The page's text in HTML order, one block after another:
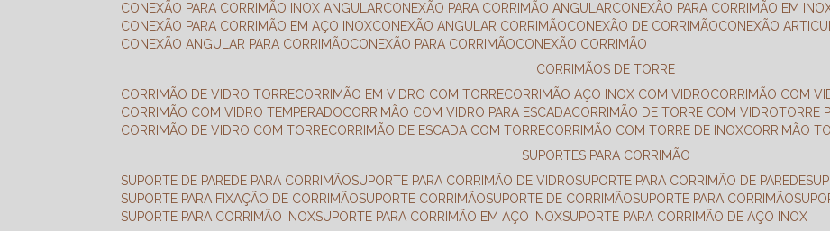
CONEXÃO PARA CORRIMÃO INOX ANGULAR
CONEXÃO PARA CORRIMÃO ANGULAR CONEXÃO PARA CORRIMÃO EM
CONEXÃO PARA CORRIMÃO EM AÇO INOX
CONEXÃO ANGULAR CORRIMÃO CONEXÃO DE CORRIMÃO
CONEXÃO
CONEXÃO ANGULAR PARA CORRIMÃO
CONEXÃO PARA CORRIMÃO
CONEXÃO CORRIMÃO
CORRIMÃOS DE TORRE
CORRIMÃO DE VIDRO TORRE
CORRIMÃO EM VIDRO COM TORRE CORRIMÃO AÇO INOX COM VIDRO
CORRIMÃO COM
CORRIMÃO COM VIDRO TEMPERADO
CORRIMÃO COM VIDRO PARA ESCADA CORRIMÃO DE TORRE COM VIDRO
CORRIMÃO DE VIDRO COM TORRE
CORRIMÃO DE ESCADA COM TORRE CORRIMÃO COM TORRE DE INOX
CORRIMÃO
SUPORTES PARA CORRIMÃO
SUPORTE DE PAREDE PARA CORRIMÃO
SUPORTE PARA CORRIMÃO DE VIDRO SUPORTE PARA CORRIMÃO DE PAREDE
SUPORTE PARA FIXAÇÃO DE CORRIMÃO
SUPORTE CORRIMÃO SUPORTE DE CORRIMÃO SUPORTE PARA CORRIMÃO
SUPORTE PARA CORRIMÃO INOX SUPORTE PARA CORRIMÃO EM AÇO INOX SUPORTE PARA CORRIMÃO DE AÇO INOX